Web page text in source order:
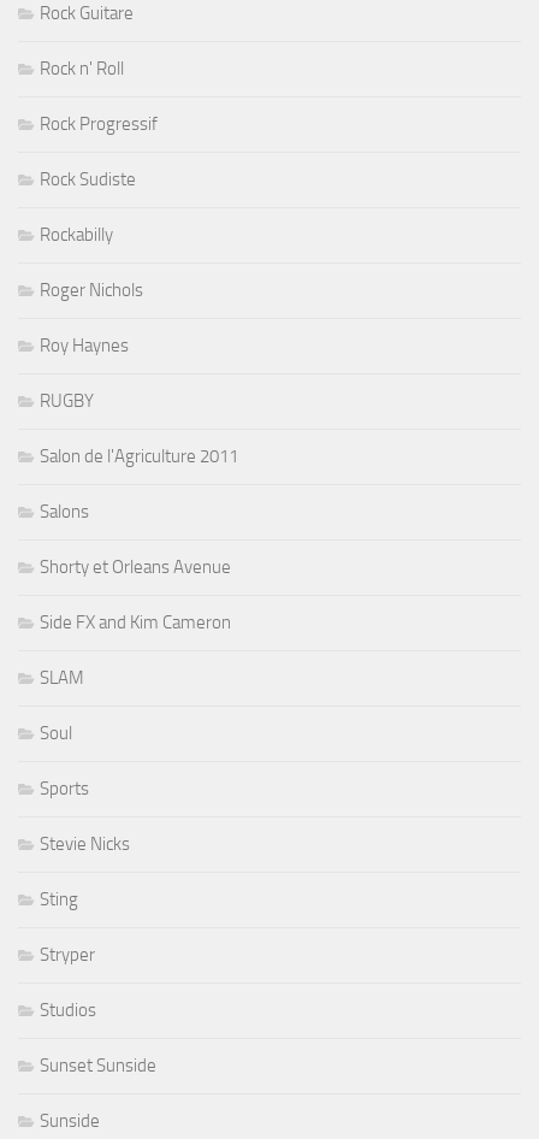
Rock Guitare
Rock n' Roll
Rock Progressif
Rock Sudiste
Rockabilly
Roger Nichols
Roy Haynes
RUGBY
Salon de l'Agriculture 2011
Salons
Shorty et Orleans Avenue
Side FX and Kim Cameron
SLAM
Soul
Sports
Stevie Nicks
Sting
Stryper
Studios
Sunset Sunside
Sunside